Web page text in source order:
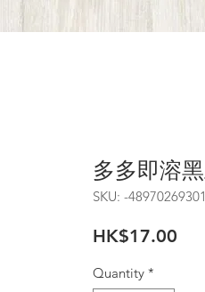
多多即溶
SKU: -
HK$17.00
Quantity *